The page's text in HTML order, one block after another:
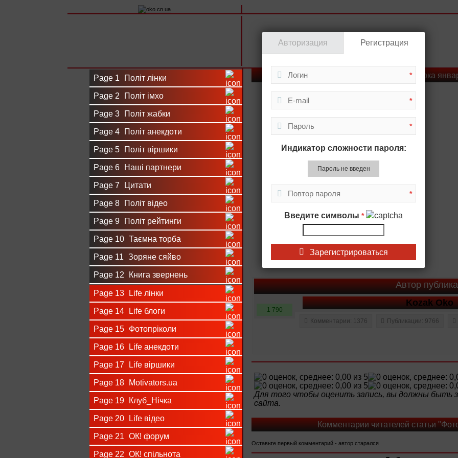
Page 1 Політ лінки
Page 2 Політ імхо
Page 3 Політ жабки
Page 4 Політ анекдоти
Page 5 Політ віршики
Page 6 Наші партнери
Page 7 Цитати
Page 8 Політ відео
Page 9 Політ рейтинги
Page 10 Таємна торба
Page 11 Зоряне сяйво
Page 12 Книга звернень
Page 13 Life лінки
Page 14 Life блоги
Page 15 Фотопріколи
Page 16 Life анекдоти
Page 17 Life віршики
Page 18 Motivators.ua
Page 19 Клуб_Нічка
Page 20 Life відео
Page 21 ОК! форум
Page 22 ОК! спільнота
Фотоподборка
Автор
Kozak Oko
1 790
Комментарии: 1376
Публикации: 9766
Для того чтобы оценить запись, вы должны быть
сайта.
Комментарии читателей статьи
Оставьте первый комментарий - автор старался
Авторизация Регистрация
*
*
*
Индикатор сложности пароля:
Пароль не введен
*
Введите символы *
Зарегистрироваться